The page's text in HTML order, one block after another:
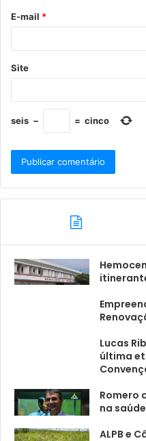
E-mail *
Site
seis − = cinco
Lucas
última
Romero
na saúde
ALPB e